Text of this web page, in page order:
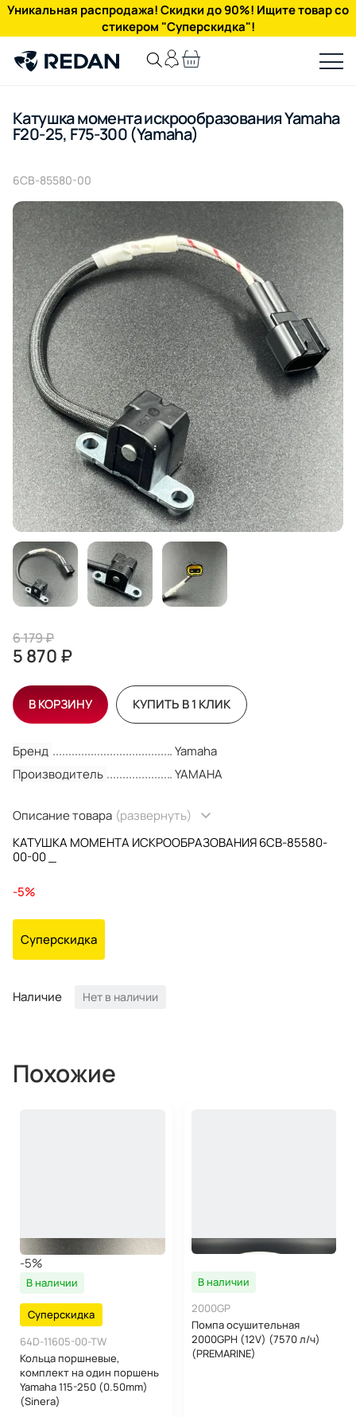
Уникальная распродажа! Скидки до 90%! Ищите товар со
стикером "Суперскидка"!
Катушка момента искрообразования Yamaha
F20-25, F75-300 (Yamaha)
6CB-85580-00
Бренд
Yamaha
Производитель
YAMAHA
Описание товара (развернуть)
КАТУШКА МОМЕНТА ИСКРООБРАЗОВАНИЯ 6CB-85580-
00-00 _
-5%
Суперскидка
Наличие Нет в наличии
6 179 ₽
5 870 ₽
В КОРЗИНУ КУПИТЬ В 1 КЛИК
Похожие
-5%
В наличии
Суперскидка
64D-11605-00-TW
Кольца поршневые,
комплект на один поршень
Yamaha 115-250 (0.50mm)
(Sinera)
В наличии
2000GP
Помпа осушительная
2000GPH (12V) (7570 л/ч)
(PREMARINE)